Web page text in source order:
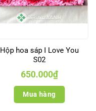
Hộp hoa sáp I Love You
S02
650.000₫
Mua hàng